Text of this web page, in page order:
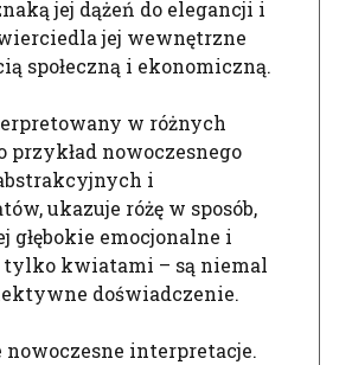
jej dążeń do elegancji i
jej wewnętrzne
społeczną i ekonomiczną.
w różnych
przykład nowoczesnego
i
ukazuje różę w sposób,
głębokie emocjonalne i
tylko kwiatami – są niemal
doświadczenie.
interpretacje.